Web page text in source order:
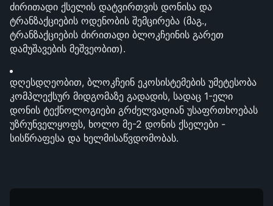
ძირითადი ქსელის დატვირთვის დონისა და
ტრანზაქციების ოდენობის შემცირება (მაგ.,
ტრანზაქციების ძირითადი ბლოკჩეინის გარეთ
დამუშავების მეშვეობით).
დღესდღეობით, ბლოკჩეინ ეკოსისტემების უმეტესობა
კომპლექსურ მიდგომაზე გადადის, სადაც 1-ელი
დონის ტექნოლოგიები გრძელვადიან უსაფრთხოებას
უზრუნველყოფს, ხოლო მე-2 დონის ქსელები -
სისწრაფესა და ხელმისაწვდომობას.